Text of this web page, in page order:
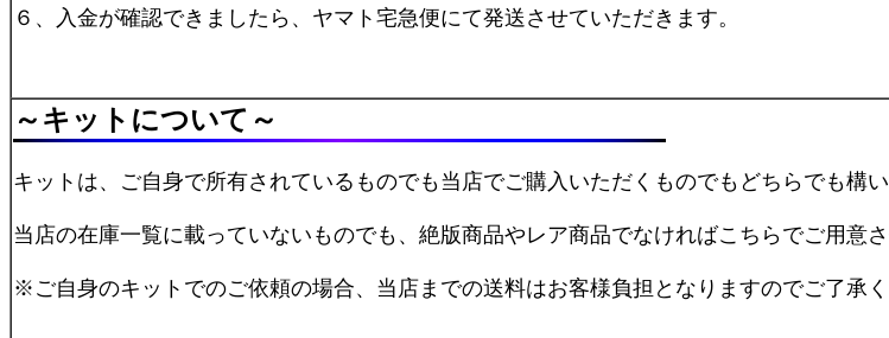
６、入金が確認できましたら、ヤマト宅急便にて発送させていただきます。
～ キットについて ～
キットは、ご自身で所有されているものでも当店でご購入いただくものでもどちらでも構い
当店の在庫一覧に載っていないものでも、絶版商品やレア商品でなければこちらでご用意
※ご自身のキットでのご依頼の場合、当店までの送料はお客様負担となりますのでご了承く